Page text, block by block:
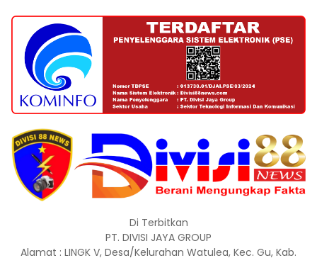
Di Terbitkan
PT. DIVISI JAYA GROUP
Alamat : LINGK V, Desa/Kelurahan Watulea, Kec. Gu, Kab.